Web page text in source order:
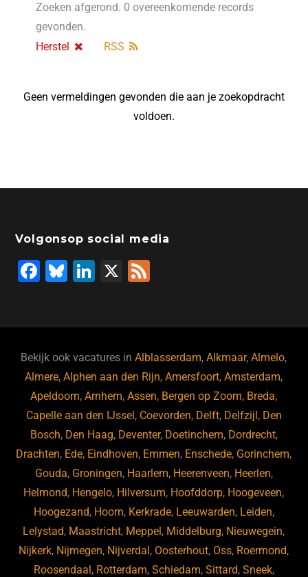
Zoeken afgerond. 0 overeenkomende records
gevonden.
Herstel
RSS
Geen vermeldingen gevonden die aan je zoekopdracht
voldoen.
Volgonsop social media
F
b
o
o
k
Bl
ky
Li
dI
n
X
Bekijk ook vacatures inAlblasserdam,Alkmaar,Almelo,
Almere,Alphen aan den Rijn,Amersfoort,Amsterdam,
Apeldoorn,Arnhem,Assen, Bergen op Zoom, Breda,
Capelle aan den IJssel , Coevorden, Delft, Delfzijl , Den
Bosch, Den Haag, Deventer, Doetinchem, Dordrecht,
Drachten, Ede, Eindhoven, Emmen, Enschede, Gorinchem,
Gouda, Groningen, Haarlem, Heerenveen, Heerlen,
Helmond, Hengelo, Hilversum, Hoofddorp, Hoogeveen,
Hoogezand, Hoorn, Kerkrade, Leeuwarden, Leiden,
Lelystad, Maastricht, Meppel , Middelburg, Nieuwegein,
Nijkerk, Nijmegen, Nijverdal , Oosterhout, Oss, Roermond,
Roosendaal , Rotterdam, Schiedam, Sittard, Sneek,